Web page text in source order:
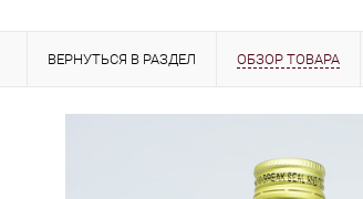
ВЕРНУТЬСЯ В РАЗДЕЛ ОБЗОР ТОВАРА